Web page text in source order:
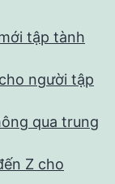
tập tành
người tập
qua trung
Z cho